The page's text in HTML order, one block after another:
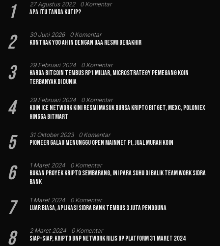
1 27 Agustus 2022 0 Komentar
Apa Itu Tanda Kutip?
2 30 Juni 2026 0 Komentar
Kontrak Yoo Ah In dengan UAA Resmi Berakhir
3 29 Februari 2024 0 Komentar
Harga Bitcoin Tembus Rp1 Miliar, MicroStrategy Pemegang Koin
Terbanyak di Dunia
4 29 Februari 2024 0 Komentar
Koin Ice Network Kini Resmi Masuk Bursa Kripto Bitget, MEXC, Poloniex
hingga BitMart
5 31 Oktober 2023 0 Komentar
Pioneer Galau Menunggu Open Mainnet Pi, Jual Murah Koin
6 1 Maret 2024 0 Komentar
Bukan Proyek Kripto Sembarang, Ini Para Suhu di Balik Team Work Sidra
Bank
7 1 Maret 2024 0 Komentar
Luar Biasa, Aplikasi Sidra Bank Tembus 3 Juta Pengguna
8 2 Maret 2024 0 Komentar
Siap-siap, Kripto BNP Network Rilis BP Platform 31 Maret 2024